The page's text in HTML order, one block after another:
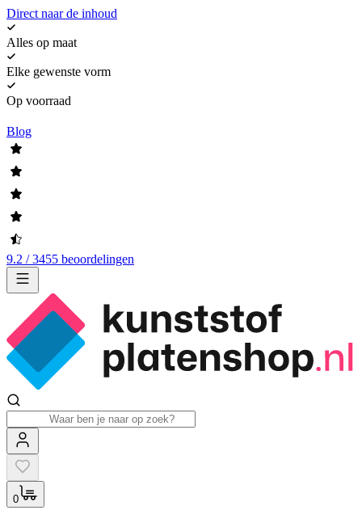
Direct naar de inhoud
Alles op maat
Elke gewenste vorm
Op voorraad
Blog
9.2 / 3455 beoordelingen
0